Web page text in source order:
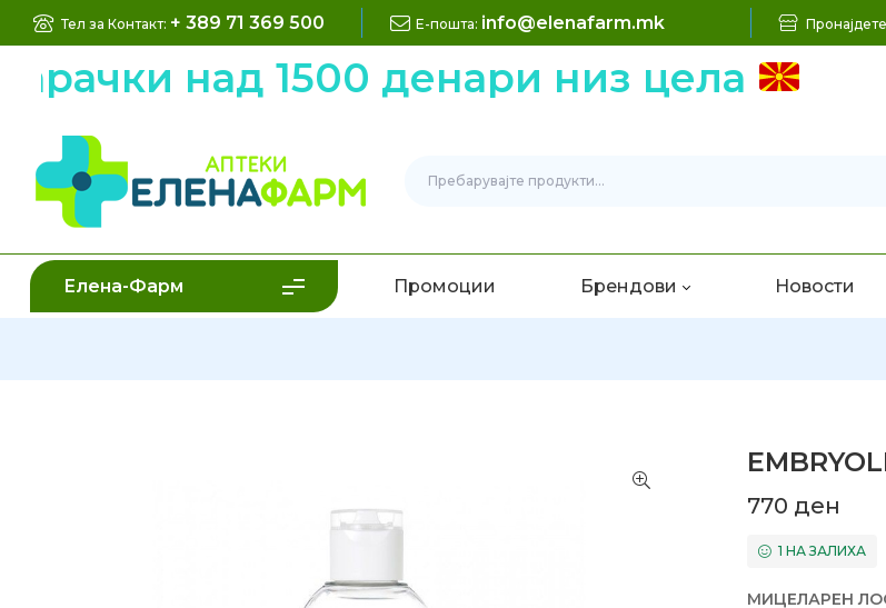
Тел за Контакт: + 389 71 369 500 Е-пошта: info@elenafarm.mk Пронајдете
над 1500 денари низ цела
Елена-Фарм Промоции Брендови Новости
770 ден
1 НА ЗАЛИХА
МИЦЕЛАРЕН